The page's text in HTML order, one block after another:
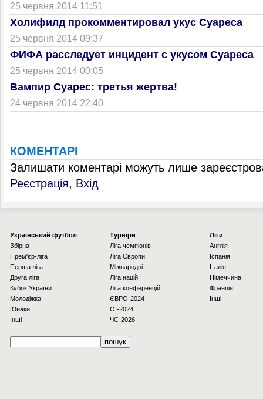
25 червня 2014 11:51
Холифилд прокомментировал укус Суареса
25 червня 2014 09:37
ФИФА расследует инцидент с укусом Суареса
25 червня 2014 00:05
Вампир Суарес: третья жертва!
24 червня 2014 22:40
КОМЕНТАРІ
Залишати коментарі можуть лише
Реєстрація, Вхід
Українcький футбол
Збірна
Прем'єр-ліга
Перша ліга
Друга ліга
Кубок України
Молодіжка
Юнаки
Інші
Турніри
Ліга чемпіонів
Ліга Європи
Міжнародні
Ліга націй
Ліга конференцій
ЄВРО-2024
OI-2024
ЧС-2026
Ліги
Англія
Іспанія
Італія
Німеччина
Франція
Інші